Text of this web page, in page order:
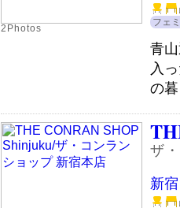
2Photos
フェ
青
入
の
ザ
新宿